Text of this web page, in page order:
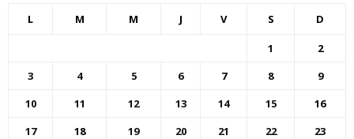
L M M J V S D
1
2
3
4 5 6 7 8
9
10
11 12 13 14 15
16
17
18 19 20 21 22
23